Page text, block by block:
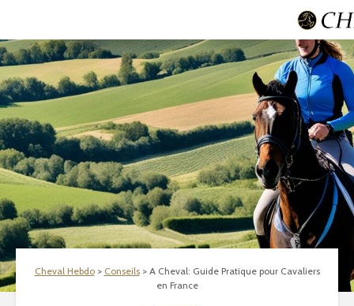
Cheval Hebdo> Conseils> A Cheval: Guide Pratique pour Cavaliers
en France